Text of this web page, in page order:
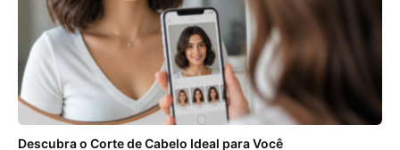
Descubra o Corte de Cabelo Ideal para Você